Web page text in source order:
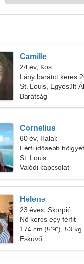
Camille
24 év, Kos
Lány barátot keres
St. Louis, Egyesült
Barátság
Cornelius
60 év, Halak
Férfi idősebb
St. Louis
Valódi kapcsolat
Helene
23 éves, Skorpió
Nő keres egy férfit
174 cm (5'9"), 53 kg
Esküvő